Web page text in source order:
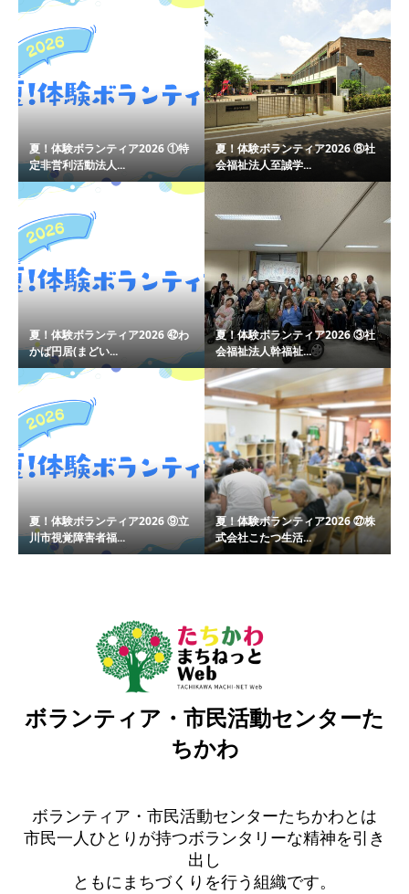
夏！体験ボランティア2026 ①特
定非営利活動法人...
夏！体験ボランティア2026 ⑧社
会福祉法人至誠学...
夏！体験ボランティア2026 ㊷わ
かば円居(まどい...
夏！体験ボランティア2026 ③社
会福祉法人幹福祉...
夏！体験ボランティア2026 ⑨立
川市視覚障害者福...
夏！体験ボランティア2026 ㉗株
式会社こたつ生活...
ボランティア・市民活動センターた
ちかわ
ボランティア・市民活動センターたちかわとは
市民一人ひとりが持つボランタリーな精神を引き
出し
ともにまちづくりを行う組織です。